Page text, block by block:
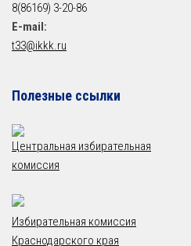
8(86169) 3-20-86
E-mail:
t33@ikkk.ru
Полезные ссылки
Центральная избирательная
комиссия
Избирательная комиссия
Краснодарского края